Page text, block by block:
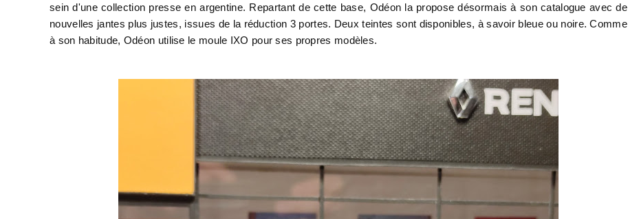
sein d'une collection presse en argentine. Repartant de cette base, Odéon la propose désormais à son catalogue avec de
nouvelles jantes plus justes, issues de la réduction 3 portes. Deux teintes sont disponibles, à savoir bleue ou noire. Comme
à son habitude, Odéon utilise le moule IXO pour ses propres modèles.